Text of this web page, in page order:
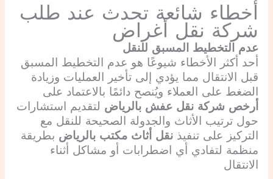
أخطاء شائعة تحدث عند طلب
شركة نقل أغراض
عدم التخطيط المسبق للنقل
أحد أكثر الأخطاء شيوعًا هو عدم التخطيط المسبق
قبل الانتقال مما يؤدي إلى تأخير العمليات وزيادة
الضغط على العملاء ويُنصح دائمًا بالاعتماد على
أرخص شركة نقل عفش بالرياض لتقديم استشارات
حول ترتيب الأثاث والجدولة الصحيحة للنقل مع
التركيز على تنفيذ نقل أثاث مكتب بالرياض بطريقة
منظمة لتفادي أي اضطرابات أو مشاكل أثناء
الانتقال